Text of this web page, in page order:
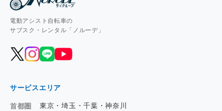
電動アシスト自転車の
サブスク・レンタル「ノルーデ」
サービスエリア
首都圏
東京・埼玉・千葉・神奈川